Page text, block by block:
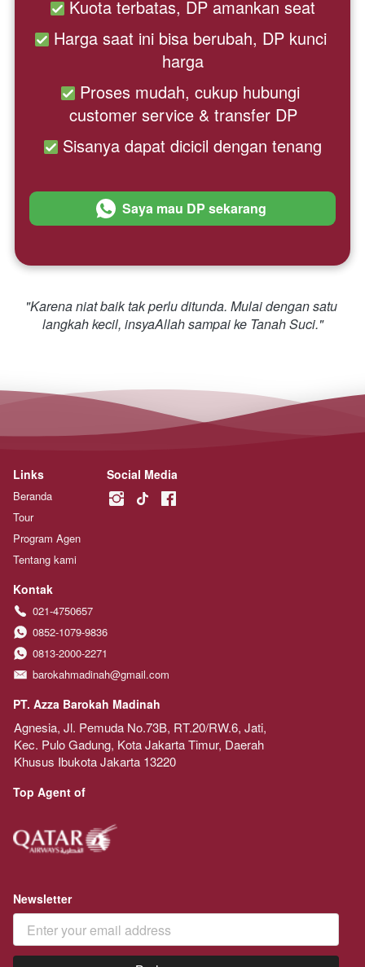
Kuota terbatas, DP amankan seat
Harga saat ini bisa berubah, DP kunci
harga
Proses mudah, cukup hubungi
customer service & transfer DP
Sisanya dapat dicicil dengan tenang
` Saya mau DP sekarang
"Karena niat baik tak perlu ditunda. Mulai dengan satu
langkah kecil, insyaAllah sampai ke Tanah Suci."
Links
Beranda
Tour
Program Agen
Tentang kami
Social Media
Kontak
021-4750657
0852-1079-9836
0813-2000-2271
barokahmadinah@gmail.com
PT. Azza Barokah Madinah
Agnesia, Jl. Pemuda No.73B, RT.20/RW.6, Jati,
Kec. Pulo Gadung, Kota Jakarta Timur, Daerah
Khusus Ibukota Jakarta 13220
Top Agent of
Newsletter